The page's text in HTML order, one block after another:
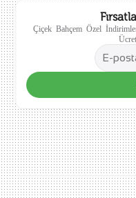
Çiçek Bahçem Özel